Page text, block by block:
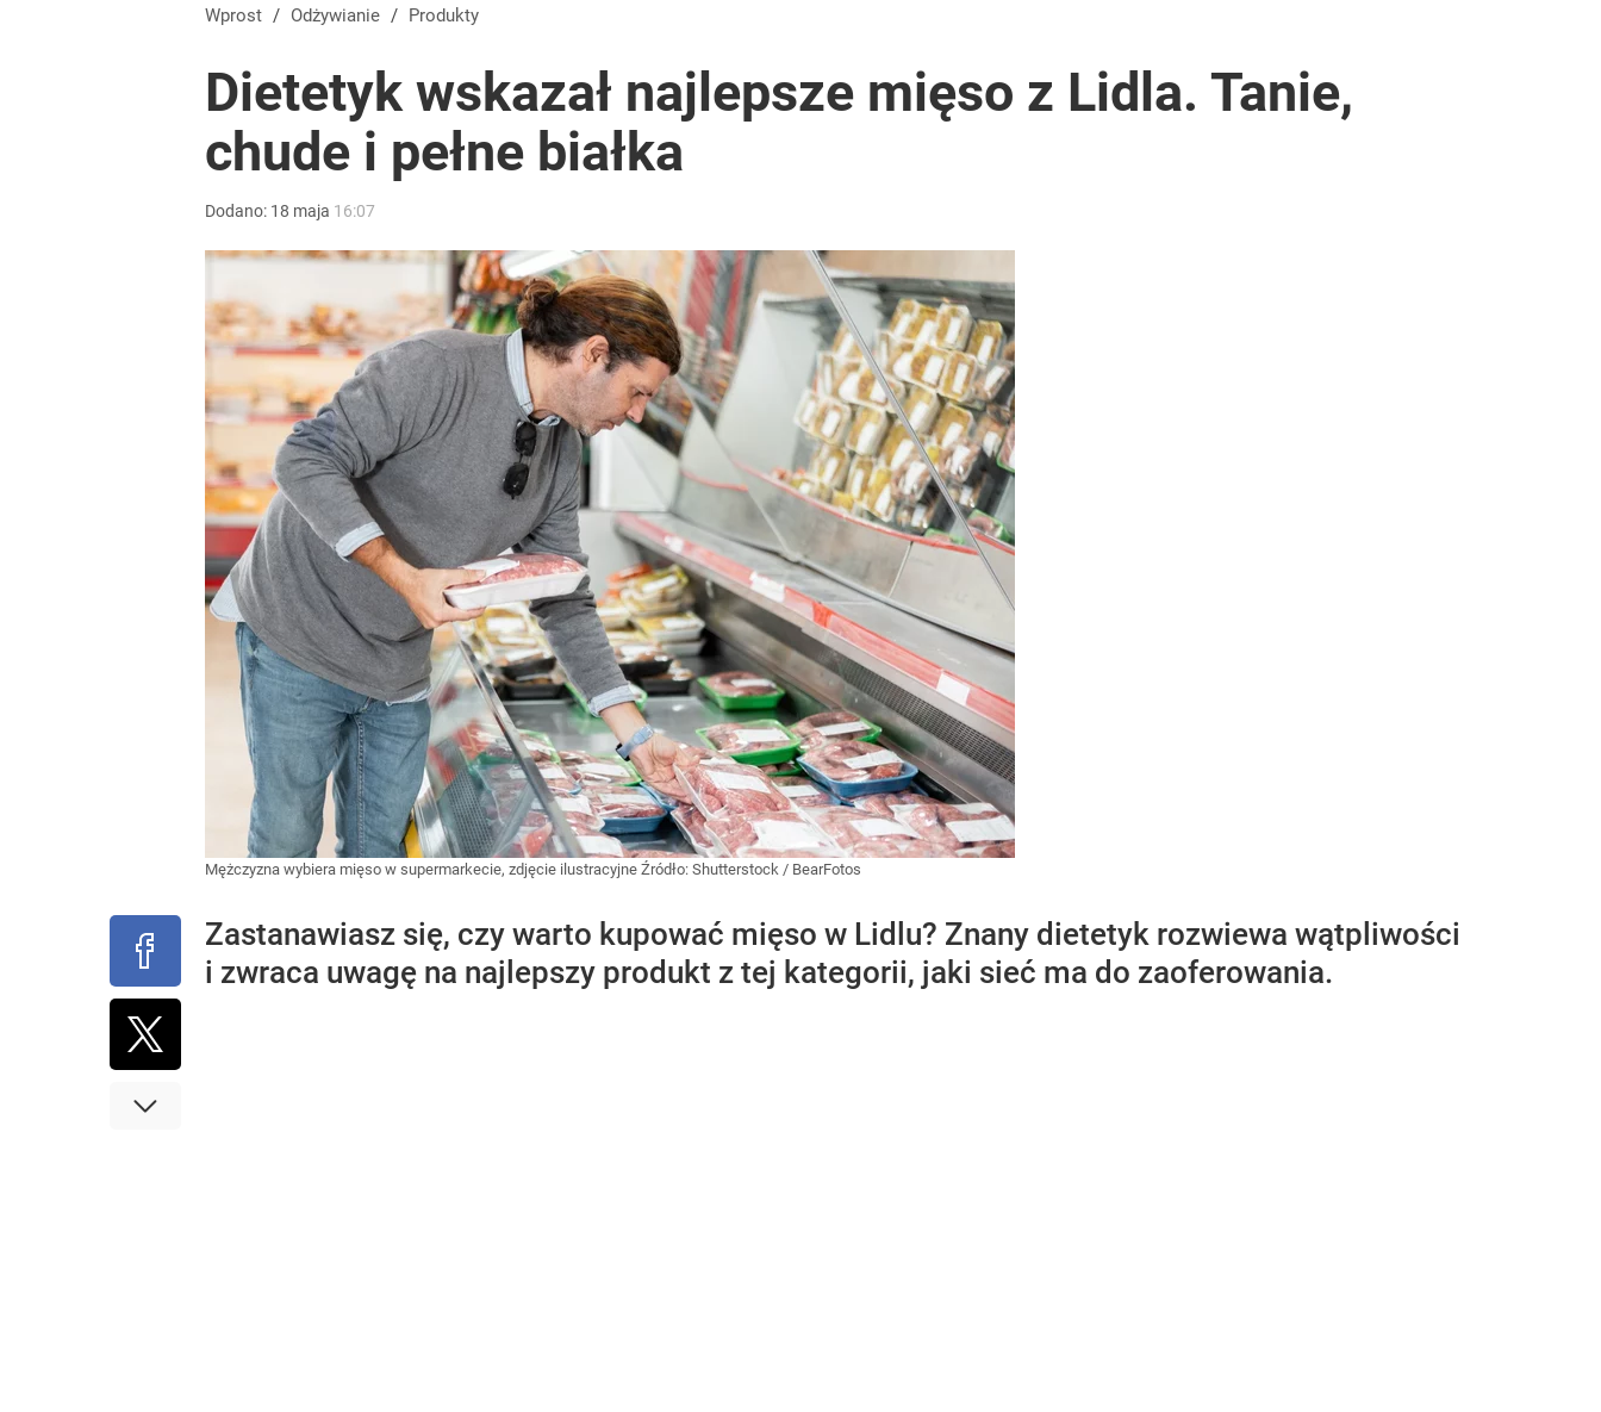
Wprost / Odżywianie / Produkty
Dietetyk wskazał najlepsze mięso z Lidla. Tanie,
chude i pełne białka
Dodano: 18 maja 16:07
Mężczyzna wybiera mięso w supermarkecie, zdjęcie ilustracyjne Źródło: Shutterstock / BearFotos
Zastanawiasz się, czy warto kupować mięso w Lidlu? Znany dietetyk rozwiewa wątpliwości
i zwraca uwagę na najlepszy produkt z tej kategorii, jaki sieć ma do zaoferowania.